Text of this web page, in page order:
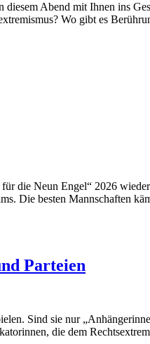
Abend mit Ihnen ins
Wo gibt es
die Neun Engel“ 2026
Die besten Mannschaften
Parteien
Sind sie nur
die dem